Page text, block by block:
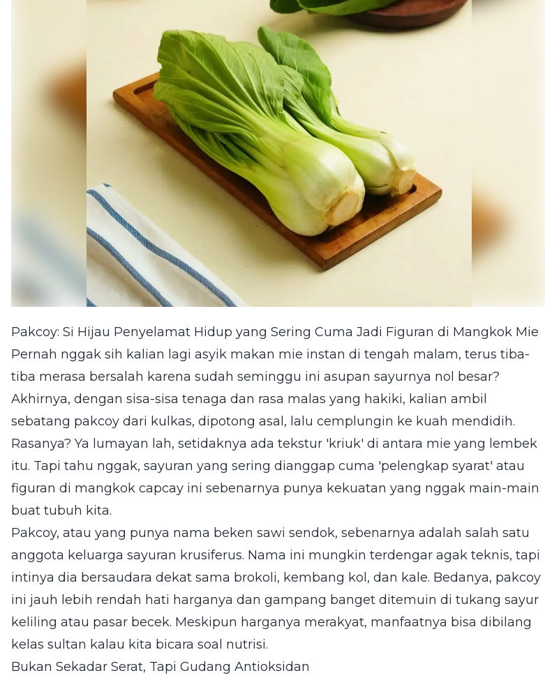
Pakcoy: Si Hijau Penyelamat Hidup yang Sering Cuma Jadi Figuran di Mangkok Mie
Pernah nggak sih kalian lagi asyik makan mie instan di tengah malam, terus tiba-
tiba merasa bersalah karena sudah seminggu ini asupan sayurnya nol besar?
Akhirnya, dengan sisa-sisa tenaga dan rasa malas yang hakiki, kalian ambil
sebatang pakcoy dari kulkas, dipotong asal, lalu cemplungin ke kuah mendidih.
Rasanya? Ya lumayan lah, setidaknya ada tekstur 'kriuk' di antara mie yang lembek
itu. Tapi tahu nggak, sayuran yang sering dianggap cuma 'pelengkap syarat' atau
figuran di mangkok capcay ini sebenarnya punya kekuatan yang nggak main-main
buat tubuh kita.
Pakcoy, atau yang punya nama beken sawi sendok, sebenarnya adalah salah satu
anggota keluarga sayuran krusiferus. Nama ini mungkin terdengar agak teknis, tapi
intinya dia bersaudara dekat sama brokoli, kembang kol, dan kale. Bedanya, pakcoy
ini jauh lebih rendah hati harganya dan gampang banget ditemuin di tukang sayur
keliling atau pasar becek. Meskipun harganya merakyat, manfaatnya bisa dibilang
kelas sultan kalau kita bicara soal nutrisi.
Bukan Sekadar Serat, Tapi Gudang Antioksidan